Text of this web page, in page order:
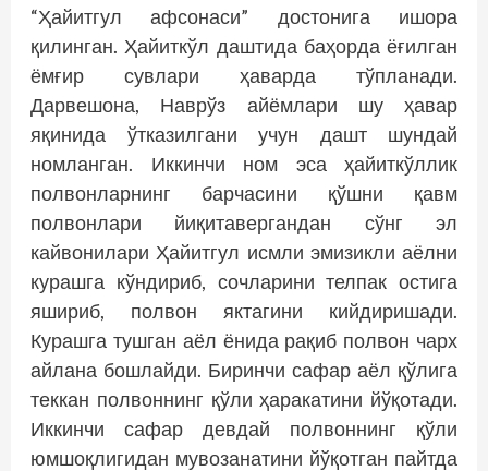
“Ҳайитгул афсонаси” достонига ишора
қилинган. Ҳайиткўл даштида баҳорда ёғилган
ёмғир сувлари ҳаварда тўпланади.
Дарвешона, Наврўз айёмлари шу ҳавар
яқинида ўтказилгани учун дашт шундай
номланган. Иккинчи ном эса ҳайиткўллик
полвонларнинг барчасини қўшни қавм
полвонлари йиқитавергандан сўнг эл
кайвонилари Ҳайитгул исмли эмизикли аёлни
курашга кўндириб, сочларини телпак остига
яшириб, полвон яктагини кийдиришади.
Курашга тушган аёл ёнида рақиб полвон чарх
айлана бошлайди. Биринчи сафар аёл қўлига
теккан полвоннинг қўли ҳаракатини йўқотади.
Иккинчи сафар девдай полвоннинг қўли
юмшоқлигидан мувозанатини йўқотган пайтда